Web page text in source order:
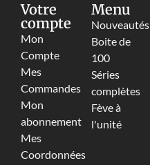
Votre
compte
Mon
Compte
Mes
Commandes
Mon
abonnement
Mes
Coordonnées
Menu
Nouveautés
Boite de
100
Séries
complètes
Fève à
l'unité